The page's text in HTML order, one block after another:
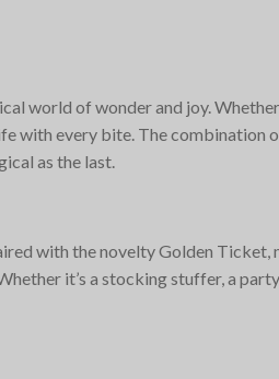
world of wonder and joy.
with every bite. The combination
as the last.
with the novelty Golden Ticket,
it’s a stocking stuffer, a